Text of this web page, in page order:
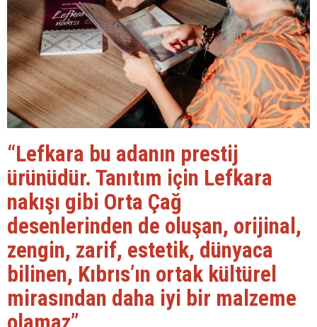
“Lefkara bu adanın prestij
ürünüdür. Tanıtım için Lefkara
nakışı gibi Orta Çağ
desenlerinden de oluşan, orijinal,
zengin, zarif, estetik, dünyaca
bilinen, Kıbrıs’ın ortak kültürel
mirasından daha iyi bir malzeme